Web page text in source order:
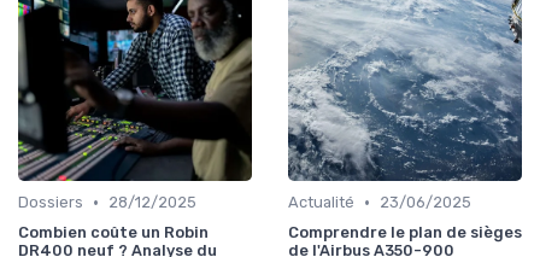
Dossiers •
28/12/2025
Combien coûte un Robin
DR400 neuf ? Analyse du
Actualité •
23/06/2025
Comprendre le plan de sièges
de l'Airbus A350-900